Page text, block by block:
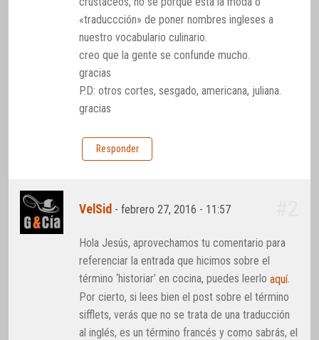
«traduccción» de poner nombres ingleses a
nuestro vocabulario culinario.
creo que la gente se confunde mucho.
gracias
P.D: otros cortes, sesgado, americana, juliana.
gracias
Responder
VelSid -febrero 27, 2016 - 11:57
Hola Jesús, aprovechamos tu comentario para
referenciar la entrada que hicimos sobre el
término ‘historiar’ en cocina, puedes leerloaquí
Por cierto, si lees bien el post sobre el término
sifflets, verás que no se trata de una traducción
al inglés, es un término francés y como sabrás, el